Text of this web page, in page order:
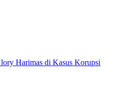
Harimas di Kasus Korupsi